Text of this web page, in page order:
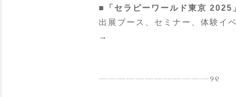
■「セラピーワールド東京 2025
出展ブース、セミナー、体験イ
→
┈┈┈┈┈┈┈┈┈┈┈┈୨୧